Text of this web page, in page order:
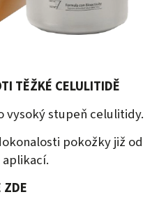
TĚŽKÉ CELULITIDĚ
vysoký stupeň celulitidy.
pokožky již od
ZDE